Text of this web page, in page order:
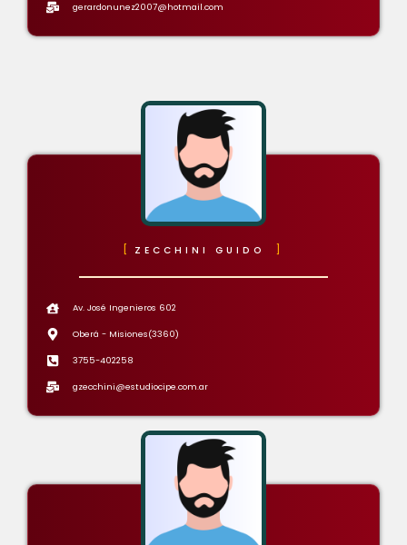
gerardonunez2007@hotmail.com
ZECCHINI GUIDO
Av. José Ingenieros 602
Oberá - Misiones(3360)
3755-402258
gzecchini@estudiocipe.com.ar